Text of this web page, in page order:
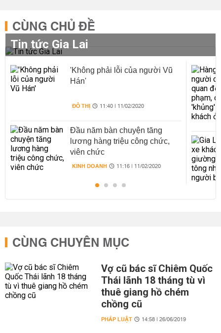
CÙNG CHỦ ĐỀ
Tin tức Gia Lai
'Không phải lỗi của người Vũ
Hán'
ĐÔ THỊ 11:40 | 11/02/2020
Đầu năm bàn chuyện tăng
lương hàng triệu công chức,
viên chức
KINH DOANH 11:16 | 11/02/2020
CÙNG CHUYÊN MỤC
Vợ cũ bác sĩ Chiêm Quốc
Thái lãnh 18 tháng tù vì
thuê giang hồ chém
chồng cũ
PHÁP LUẬT 14:58 | 26/06/2019